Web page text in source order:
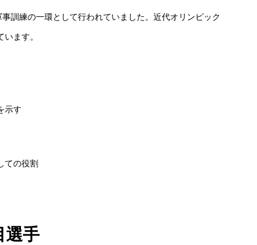
訓練の一環として行われていました。近代オリンピック
ます。
示す
ての役割
選手